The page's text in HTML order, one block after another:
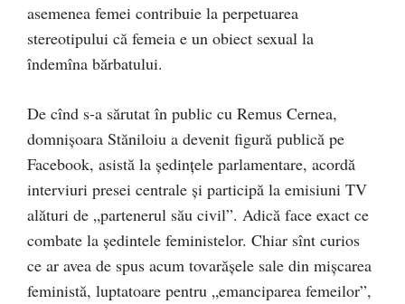
asemenea femei contribuie la perpetuarea
stereotipului că femeia e un obiect sexual la
îndemîna bărbatului.
De cînd s-a sărutat în public cu Remus Cernea,
domnișoara Stăniloiu a devenit figură publică pe
Facebook, asistă la ședințele parlamentare, acordă
interviuri presei centrale și participă la emisiuni TV
alături de „partenerul său civil”. Adică face exact ce
combate la ședintele feministelor. Chiar sînt curios
ce ar avea de spus acum tovarășele sale din mișcarea
feministă, luptatoare pentru „emanciparea femeilor”,